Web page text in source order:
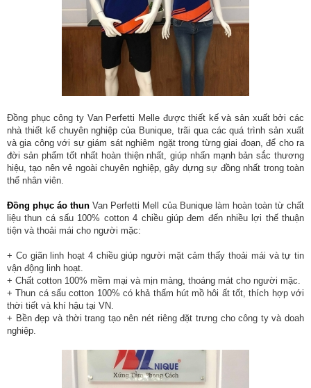
Đồng phục công ty Van Perfetti Melle được thiết kế và sản xuất bởi các
nhà thiết kế chuyên nghiệp của Bunique, trãi qua các quá trình sản xuất
và gia công với sự giám sát nghiêm ngặt trong từng giai đoạn, để cho ra
đời sản phẩm tốt nhất hoàn thiện nhất, giúp nhấn mạnh bản sắc thương
hiệu, tạo nên vẻ ngoài chuyên nghiệp, gây dựng sự đồng nhất trong toàn
thể nhân viên.
Đồng phục áo thun Van Perfetti Mell của Bunique làm hoàn toàn từ chất
liệu thun cá sấu 100% cotton 4 chiều giúp đem đến nhiều lợi thế thuận
tiện và thoải mái cho người mặc:
+ Co giãn linh hoạt 4 chiều giúp người mặt cảm thấy thoải mái và tự tin
vận động linh hoạt.
+ Chất cotton 100% mềm mại và mịn màng, thoáng mát cho người mặc.
+ Thun cá sấu cotton 100% có khả thấm hút mồ hôi ất tốt, thích hợp với
thời tiết và khí hậu tại VN.
+ Bền đẹp và thời trang tạo nên nét riêng đặt trưng cho công ty và doah
nghiệp.